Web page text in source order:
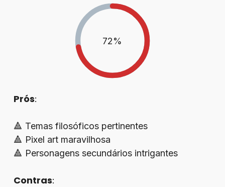
72%
Prós:
🔺 Temas filosóficos pertinentes
🔺 Pixel art maravilhosa
🔺 Personagens secundários intrigantes
Contras: